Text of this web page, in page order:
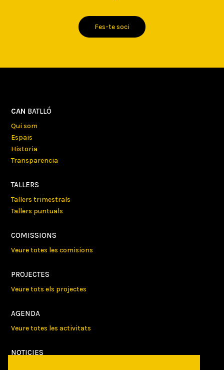
Fes-te soci
CAN BATLLÓ
Qui som
Espais
Historia
Transparencia
TALLERS
Tallers trimestrals
Tallers puntuals
COMISSIONS
Veure totes les comisions
PROJECTES
Veure tots els projectes
AGENDA
Veure totes les activitats
NOTICIES